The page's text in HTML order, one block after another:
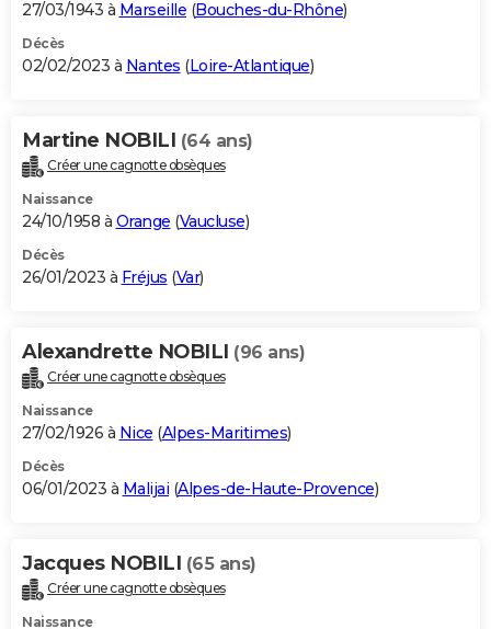
27/03/1943 à Marseille (Bouches-du-Rhône)
Décès
02/02/2023 à Nantes (Loire-Atlantique)
Martine NOBILI (64 ans)
Créer une cagnotte obsèques
Naissance
24/10/1958 à Orange (Vaucluse)
Décès
26/01/2023 à Fréjus (Var)
Alexandrette NOBILI (96 ans)
Créer une cagnotte obsèques
Naissance
27/02/1926 à Nice (Alpes-Maritimes)
Décès
06/01/2023 à Malijai (Alpes-de-Haute-Provence)
Jacques NOBILI (65 ans)
Créer une cagnotte obsèques
Naissance